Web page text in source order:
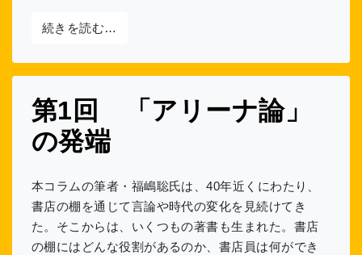
続きを読む…
第1回 「アリーナ論」
の発端
本コラムの筆者・福嶋聡氏は、40年近くにわたり、
書店の棚を通じて言論や時代の変化を見続けてき
た。そこからは、いくつもの著書も生まれた。書店
の棚にはどんな役割があるのか、書店員は何ができ